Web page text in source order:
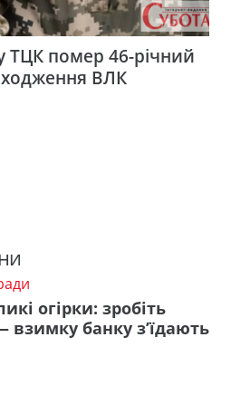
ТЦК помер 46-річний
ВЛК
огірки: зробіть
банку з’їдають